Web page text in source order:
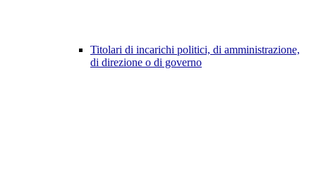
Titolari di incarichi politici, di amministrazione,
di direzione o di governo